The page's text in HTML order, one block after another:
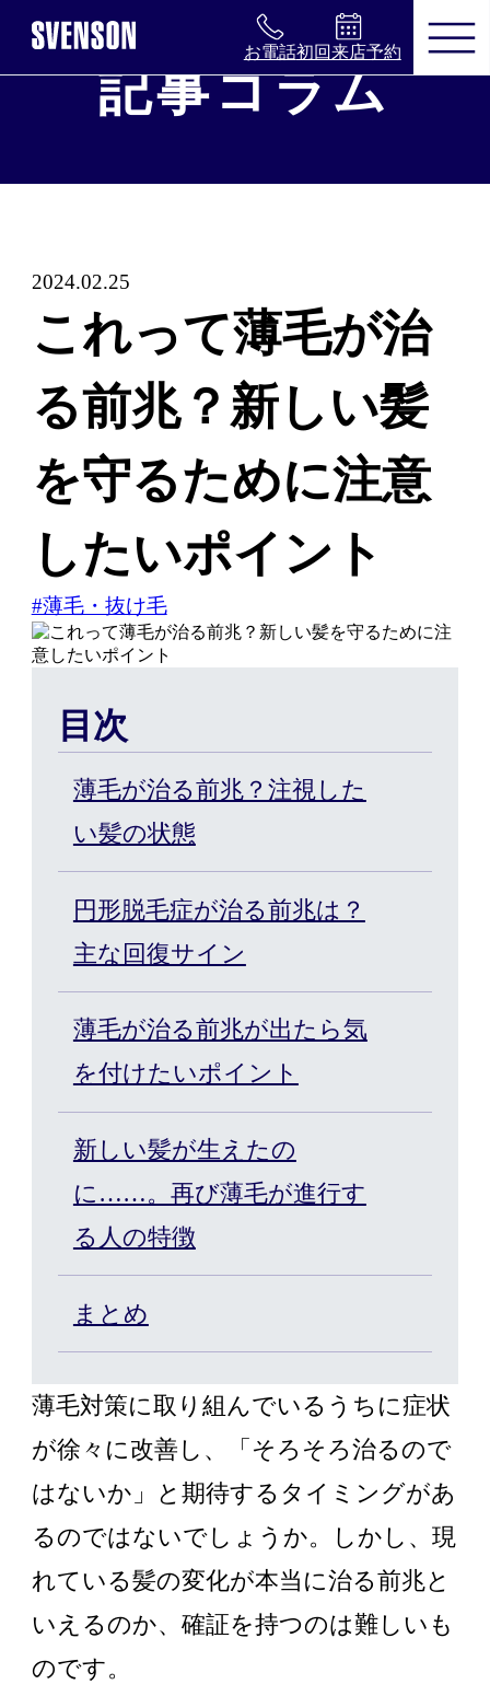
お電話初回来店予約
まずは無料相談を。お気軽にご来店く
※お電話で髪に関するご相談やご予約も可能
です
0120-17-7109
2回目以降のご来店について
ご契約者様の
WEB予約こちら
はじめての方へ
ヘアケア・増毛サービスを探
製品・サービスから探す
ウィッグ・サービス
エクステ・サービス
カット/ケア/コーティング・サー
ビス
髪の悩みから探す
無料相談・お試し体験
料金プラン
スヴェンソンのこだわり
店舗一覧 Q&A
資料請求
WEBカタログ
公式通販/オンラインストア
記事コラム
2024.02.25
これって薄毛が治
る前兆？新しい髪
を守るために注意
したいポイント
#薄毛・抜け毛
目次
薄毛が治る前兆？注視した
い髪の状態
円形脱毛症が治る前兆は？
主な回復サイン
薄毛が治る前兆が出たら気
を付けたいポイント
新しい髪が生えたの
に……。再び薄毛が進行す
る人の特徴
まとめ
薄毛対策に取り組んでいるうちに症状
が徐々に改善し、「そろそろ治るので
はないか」と期待するタイミングがあ
るのではないでしょうか。しかし、現
れている髪の変化が本当に治る前兆と
いえるのか、確証を持つのは難しいも
のです。